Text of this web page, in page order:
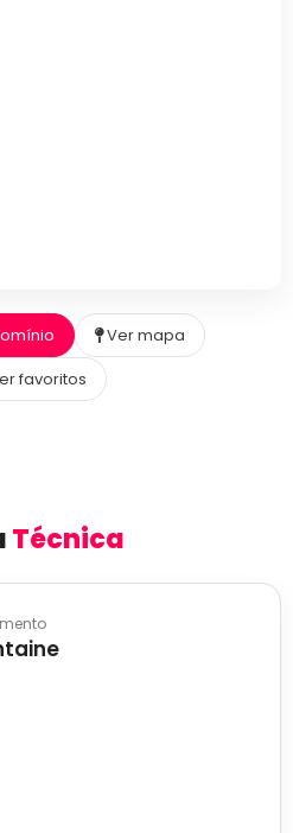
Ver mapa
favoritos
Técnica